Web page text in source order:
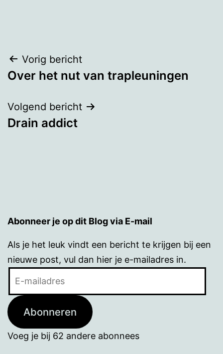
Bericht
navigatie
Vorig bericht
Over het nut van trapleuningen
Volgend bericht
Drain addict
Abonneer je op dit Blog via E-mail
Als je het leuk vindt een bericht te krijgen bij een
nieuwe post, vul dan hier je e-mailadres in.
Abonneren
Voeg je bij 62 andere abonnees